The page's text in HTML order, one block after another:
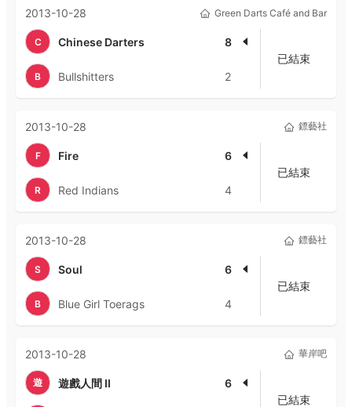
2013-10-28 Green Darts Café and Bar
C Chinese Darters 8
B Bullshitters 2
已結束
2013-10-28 鏢藝社
F Fire 6
R Red Indians 4
已結束
2013-10-28 鏢藝社
S Soul 6
B Blue Girl Toerags 4
已結束
2013-10-28 華岸吧
遊 遊戲人間 II 6
已結束